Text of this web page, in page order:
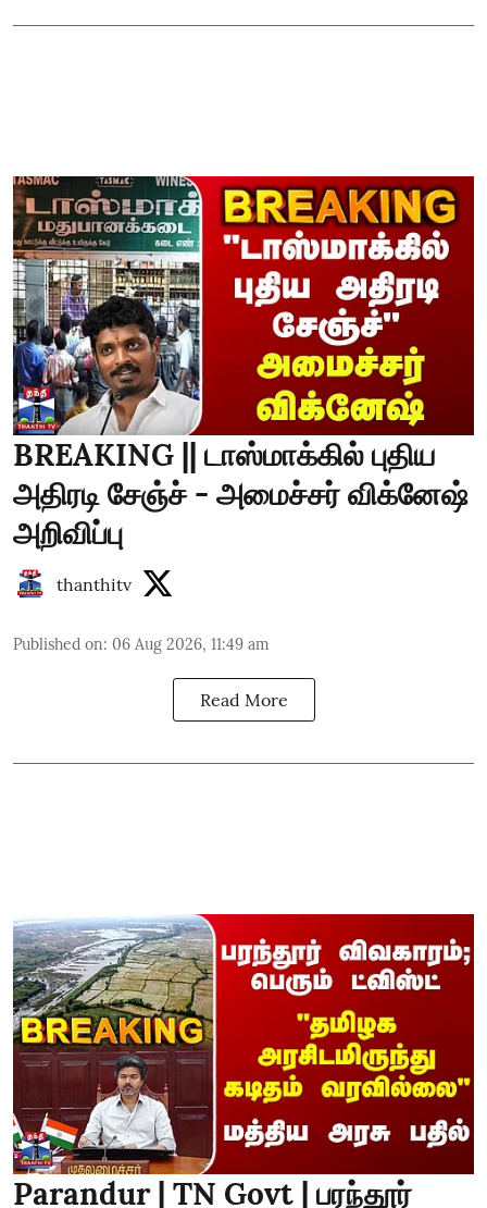
BREAKING || டாஸ்மாக்கில் புதிய
அதிரடி சேஞ்ச் - அமைச்சர் விக்னேஷ்
அறிவிப்பு
thanthitv
Published on: 06 Aug 2026, 11:49 am
Read More
Parandur | TN Govt | பரந்தூர்